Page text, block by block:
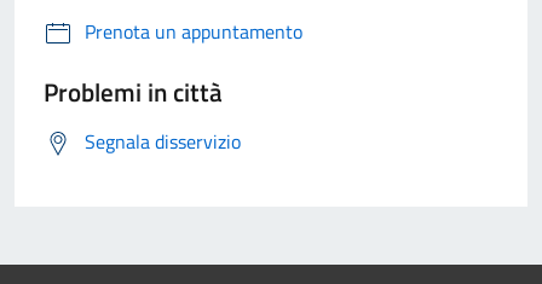
Prenota un appuntamento
Problemi in città
Segnala disservizio